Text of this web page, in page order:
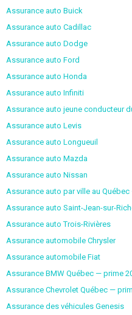
Assurance auto Buick
Assurance auto Cadillac
Assurance auto Dodge
Assurance auto Ford
Assurance auto Honda
Assurance auto Infiniti
Assurance auto jeune conducteur
Assurance auto Levis
Assurance auto Longueuil
Assurance auto Mazda
Assurance auto Nissan
Assurance auto par ville au
Assurance auto Saint-Jean-sur-
Assurance auto Trois-Rivières
Assurance automobile Chrysler
Assurance automobile Fiat
Assurance BMW Québec — prime
Assurance Chevrolet Québec —
Assurance des véhicules Genesis